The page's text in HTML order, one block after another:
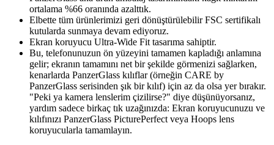
ortalama %66 oranında azalttık.
Elbette tüm ürünlerimizi geri dönüştürülebilir FSC sertifikalı
kutularda sunmaya devam ediyoruz.
Ekran koruyucu Ultra-Wide Fit tasarıma sahiptir.
Bu, telefonunuzun ön yüzeyini tamamen kapladığı anlamına
gelir; ekranın tamamını net bir şekilde görmenizi sağlarken,
kenarlarda PanzerGlass kılıflar (örneğin CARE by
PanzerGlass serisinden şık bir kılıf) için az da olsa yer bırakır.
"Peki ya kamera lenslerim çizilirse?" diye düşünüyorsanız,
yardım sadece birkaç tık uzağınızda: Ekran koruyucunuzu ve
kılıfınızı PanzerGlass PicturePerfect veya Hoops lens
koruyucularla tamamlayın.